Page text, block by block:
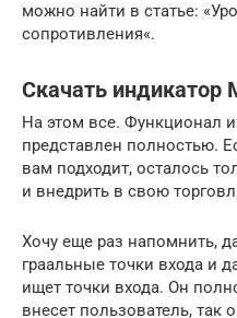
можно найти в статье:
сопротивления«.
Скачать индикатор
На этом все. Функционал
представлен полностью.
вам подходит, осталось
и внедрить в свою
Хочу еще раз напомнить,
граальные точки входа и
ищет точки входа. Он
внесет пользователь, так